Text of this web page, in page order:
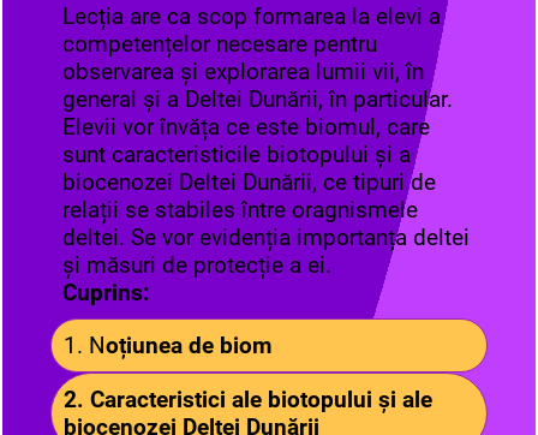
Lecția are ca scop formarea la elevi a
competențelor necesare pentru
observarea și explorarea lumii vii, în
general și a Deltei Dunării, în particular.
Elevii vor învăța ce este biomul, care
sunt caracteristicile biotopului și a
biocenozei Deltei Dunării, ce tipuri de
relații se stabiles între oragnismele
deltei. Se vor evidenția importanța deltei
și măsuri de protecție a ei.
Cuprins:
1. Noțiunea de biom
2. Caracteristici ale biotopului și ale
biocenozei Deltei Dunării